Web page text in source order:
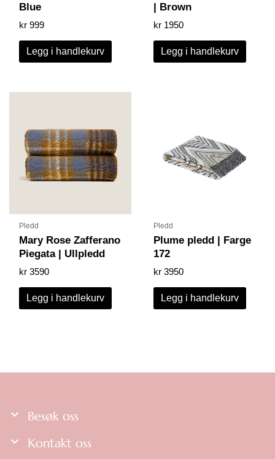
Blue
kr 999
Legg i handlekurv
| Brown
kr 1950
Legg i handlekurv
Pledd
Mary Rose Zafferano
Piegata | Ullpledd
kr 3590
Legg i handlekurv
Pledd
Plume pledd | Farge
172
kr 3950
Legg i handlekurv
Besøk oss
Kontakt oss